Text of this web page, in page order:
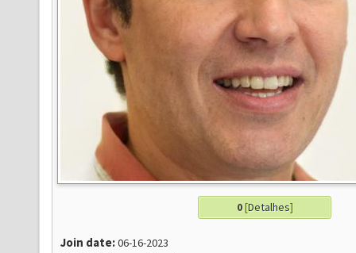
0[Detalhes]
Join date:06-16-2023